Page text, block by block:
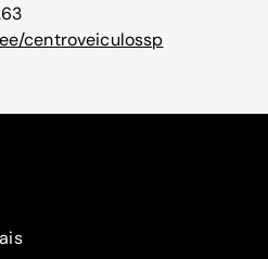
centroveiculossp